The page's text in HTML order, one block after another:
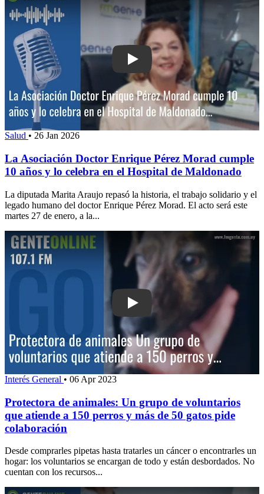
Play: La Asociación Doctor Enrique
Salud • 26 Jan 2026
La Asociación Doctor Enrique Pérez Morad cumple
10 años y lo celebra en el Hospital de Maldonado
La diputada Marita Araujo repasó la historia, el trabajo solidario y el
legado humano del doctor Enrique Pérez Morad. El acto será este
martes 27 de enero, a la...
Play: Protectora de animales: Un
Interés General • 06 Apr 2023
Protectora de animales: Un grupo de voluntarios
que atiende a 150 perros y más de 50 gatos pide
colaboración
Desde comprarles pipetas hasta tratarles un cáncer o encontrarles un
hogar: los voluntarios se encargan de todo y están desbordados. No
cuentan con los recursos...